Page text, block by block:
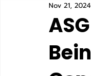
SDIA 13 Rawamangun
Playgroup Sakinah
Nov 21, 2024